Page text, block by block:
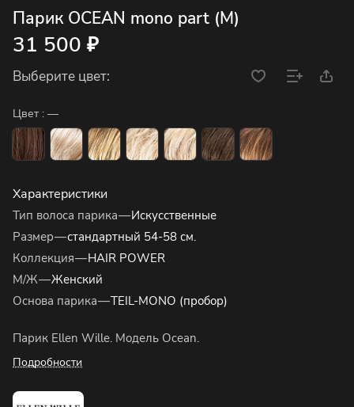
Парик OCEAN mono part (M)
31 500 ₽
Выберите цвет:
Цвет : —
Характеристики
Тип волоса парика—Искусственные
Размер—стандартный 54-58 см.
Коллекция—HAIR POWER
М/Ж—Женский
Основа парика—TEIL-MONO (пробор)
Парик Ellen Wille. Модель Ocean.
Подробности